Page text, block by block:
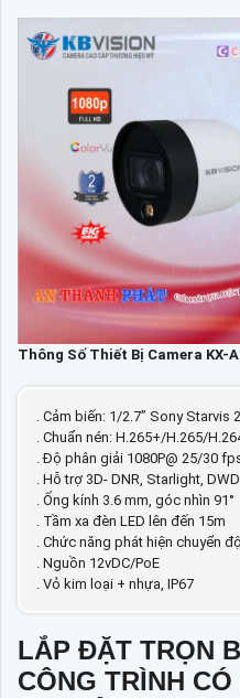
Thông Số Thiết Bị Camera KX-
. Cảm biến: 1/2.7” Sony Starvis
. Chuẩn nén: H.265+/H.265/
. Độ phân giải 1080P@ 25/30
. Hỗ trợ 3D- DNR, Starlight,
. Ống kính 3.6 mm, góc nhìn 91°
. Tầm xa đèn LED lên đến 15m
. Chức năng phát hiện chuyển
. Nguồn 12vDC/PoE
. Vỏ kim loại + nhựa, IP67
LẮP ĐẶT TRỌN
CÔNG TRÌNH